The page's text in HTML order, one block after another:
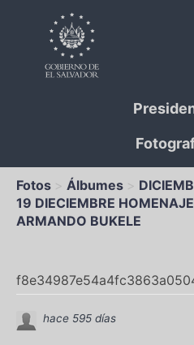
Fotos Álbumes
19 DIECIEMBRE
ARMANDO BUKELE
hace 595 días